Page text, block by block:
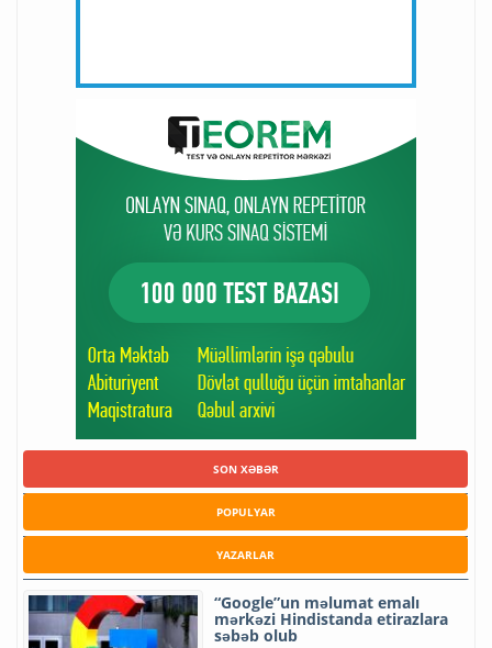
SON XƏBƏR
POPULYAR
YAZARLAR
“Google”un məlumat emalı
mərkəzi Hindistanda etirazlara
səbəb olub